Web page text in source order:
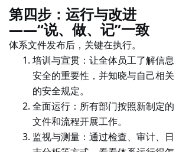
第四步：运行与改进
——“说、做、记”一致
体系文件发布后，关键在执行。
培训与宣贯 ：让全体员工了解信息
安全的重要性，并知晓与自己相关
的安全规定。
全面运行 ：所有部门按照新制定的
文件和流程开展工作。
监视与测量 ：通过检查、审计、日